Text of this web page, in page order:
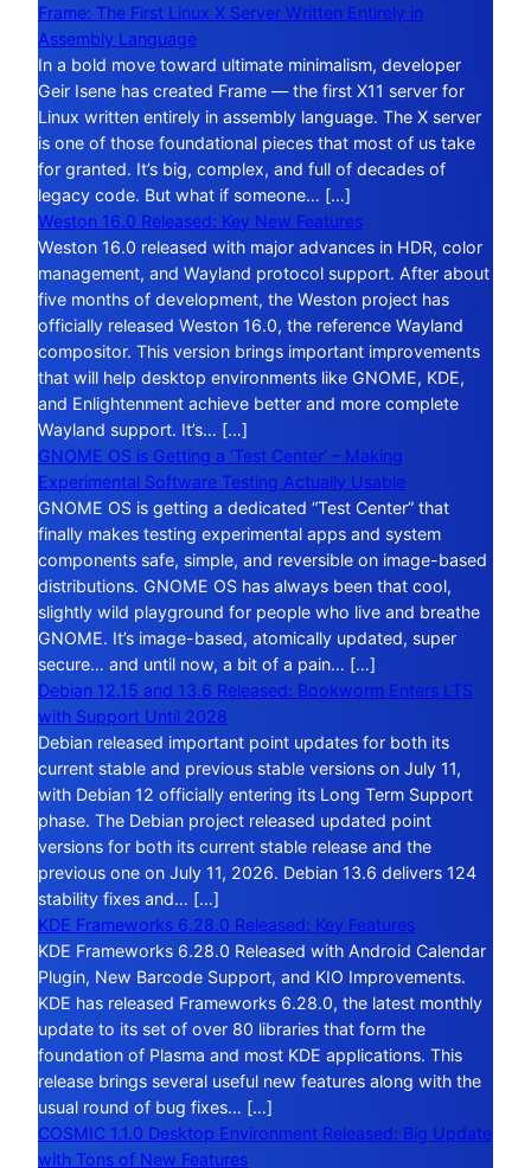
Frame: The First Linux X Server Written Entirely in
Assembly Language
In a bold move toward ultimate minimalism, developer
Geir Isene has created Frame — the first X11 server for
Linux written entirely in assembly language. The X server
is one of those foundational pieces that most of us take
for granted. It’s big, complex, and full of decades of
legacy code. But what if someone… […]
Weston 16.0 Released: Key New Features
Weston 16.0 released with major advances in HDR, color
management, and Wayland protocol support. After about
five months of development, the Weston project has
officially released Weston 16.0, the reference Wayland
compositor. This version brings important improvements
that will help desktop environments like GNOME, KDE,
and Enlightenment achieve better and more complete
Wayland support. It’s… […]
GNOME OS is Getting a ‘Test Center’ – Making
Experimental Software Testing Actually Usable
GNOME OS is getting a dedicated “Test Center” that
finally makes testing experimental apps and system
components safe, simple, and reversible on image-based
distributions. GNOME OS has always been that cool,
slightly wild playground for people who live and breathe
GNOME. It’s image-based, atomically updated, super
secure… and until now, a bit of a pain… […]
Debian 12.15 and 13.6 Released: Bookworm Enters LTS
with Support Until 2028
Debian released important point updates for both its
current stable and previous stable versions on July 11,
with Debian 12 officially entering its Long Term Support
phase. The Debian project released updated point
versions for both its current stable release and the
previous one on July 11, 2026. Debian 13.6 delivers 124
stability fixes and… […]
KDE Frameworks 6.28.0 Released: Key Features
KDE Frameworks 6.28.0 Released with Android Calendar
Plugin, New Barcode Support, and KIO Improvements.
KDE has released Frameworks 6.28.0, the latest monthly
update to its set of over 80 libraries that form the
foundation of Plasma and most KDE applications. This
release brings several useful new features along with the
usual round of bug fixes… […]
COSMIC 1.1.0 Desktop Environment Released: Big Update
with Tons of New Features